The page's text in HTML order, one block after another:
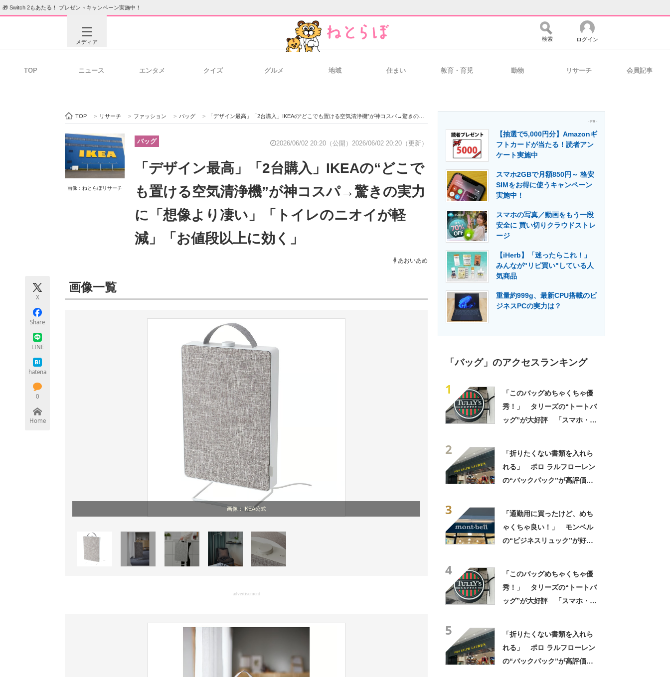
🎁 Switch 2もあたる！ プレゼントキャンペーン実施中！
メディア
ビジネスと働き方のヒント 経営リーダーのコミュニティ マーケ×ITの今がよく分かる
企業向けIT製品の総合サイト 製造業のIT導入・活用を支援
モノづくり技術者専門サイト エレクトロニクス専門サイト エネルギーの専門メディア 建設×テクノロジーの最前線
検索 ログイン
TOP ニュース エンタメ クイズ グルメ 地域 住まい 教育・育児 動物 リサーチ 会員記事
TOP > リサーチ > ファッション > バッグ > 「デザイン最高」「2台購入」IKEAの“どこでも置ける空気清浄機”が神コスパ→驚きの実力に「想像より凄い」「トイレのニオイが軽減」「お値段以上に効く」
画像：ねとらぼリサーチ
バッグ 2026/06/02 20:20（公開） 2026/06/02 20:20（更新）
「デザイン最高」「2台購入」IKEAの“どこで
も置ける空気清浄機”が神コスパ→驚きの実力
に「想像より凄い」「トイレのニオイが軽
減」「お値段以上に効く」
あおいあめ
X
Share
LINE
hatena
0
Home
画像一覧
画像：IKEA公式
advertisement
- PR -
【抽選で5,000円分】Amazonギ
フトカードが当たる！読者アン
ケート実施中
スマホ2GBで月額850円～ 格安
SIMをお得に使うキャンペーン
実施中！
スマホの写真／動画をもう一段
安全に 買い切りクラウドストレ
ージ
【iHerb】「迷ったらこれ！」
みんなが"リピ買い"している人
気商品
重量約999g、最新CPU搭載のビ
ジネスPCの実力は？
「バッグ」のアクセスランキング
1
「このバッグめちゃくちゃ優
秀！」 タリーズの“トートバ
ッグ”が大好評 「スマホ・財
2
「折りたくない書類を入れら
れる」 ポロ ラルフローレン
の“バックパック”が高評価
3
「通勤用に買ったけど、めち
ゃくちゃ良い！」 モンベル
の“ビジネスリュック”が好
4
「このバッグめちゃくちゃ優
秀！」 タリーズの“トートバ
ッグ”が大好評 「スマホ・財
5
「折りたくない書類を入れら
れる」 ポロ ラルフローレン
の“バックパック”が高評価